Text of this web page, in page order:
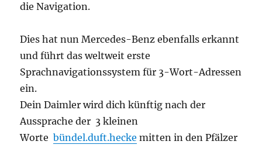
die Navigation.
Dies hat nun Mercedes-Benz ebenfalls erkannt
und führt das weltweit erste
Sprachnavigationssystem für 3-Wort-Adressen
ein.
Dein Daimler wird dich künftig nach der
Aussprache der 3 kleinen
Wortebündel.duft.hecke mitten in den Pfälzer